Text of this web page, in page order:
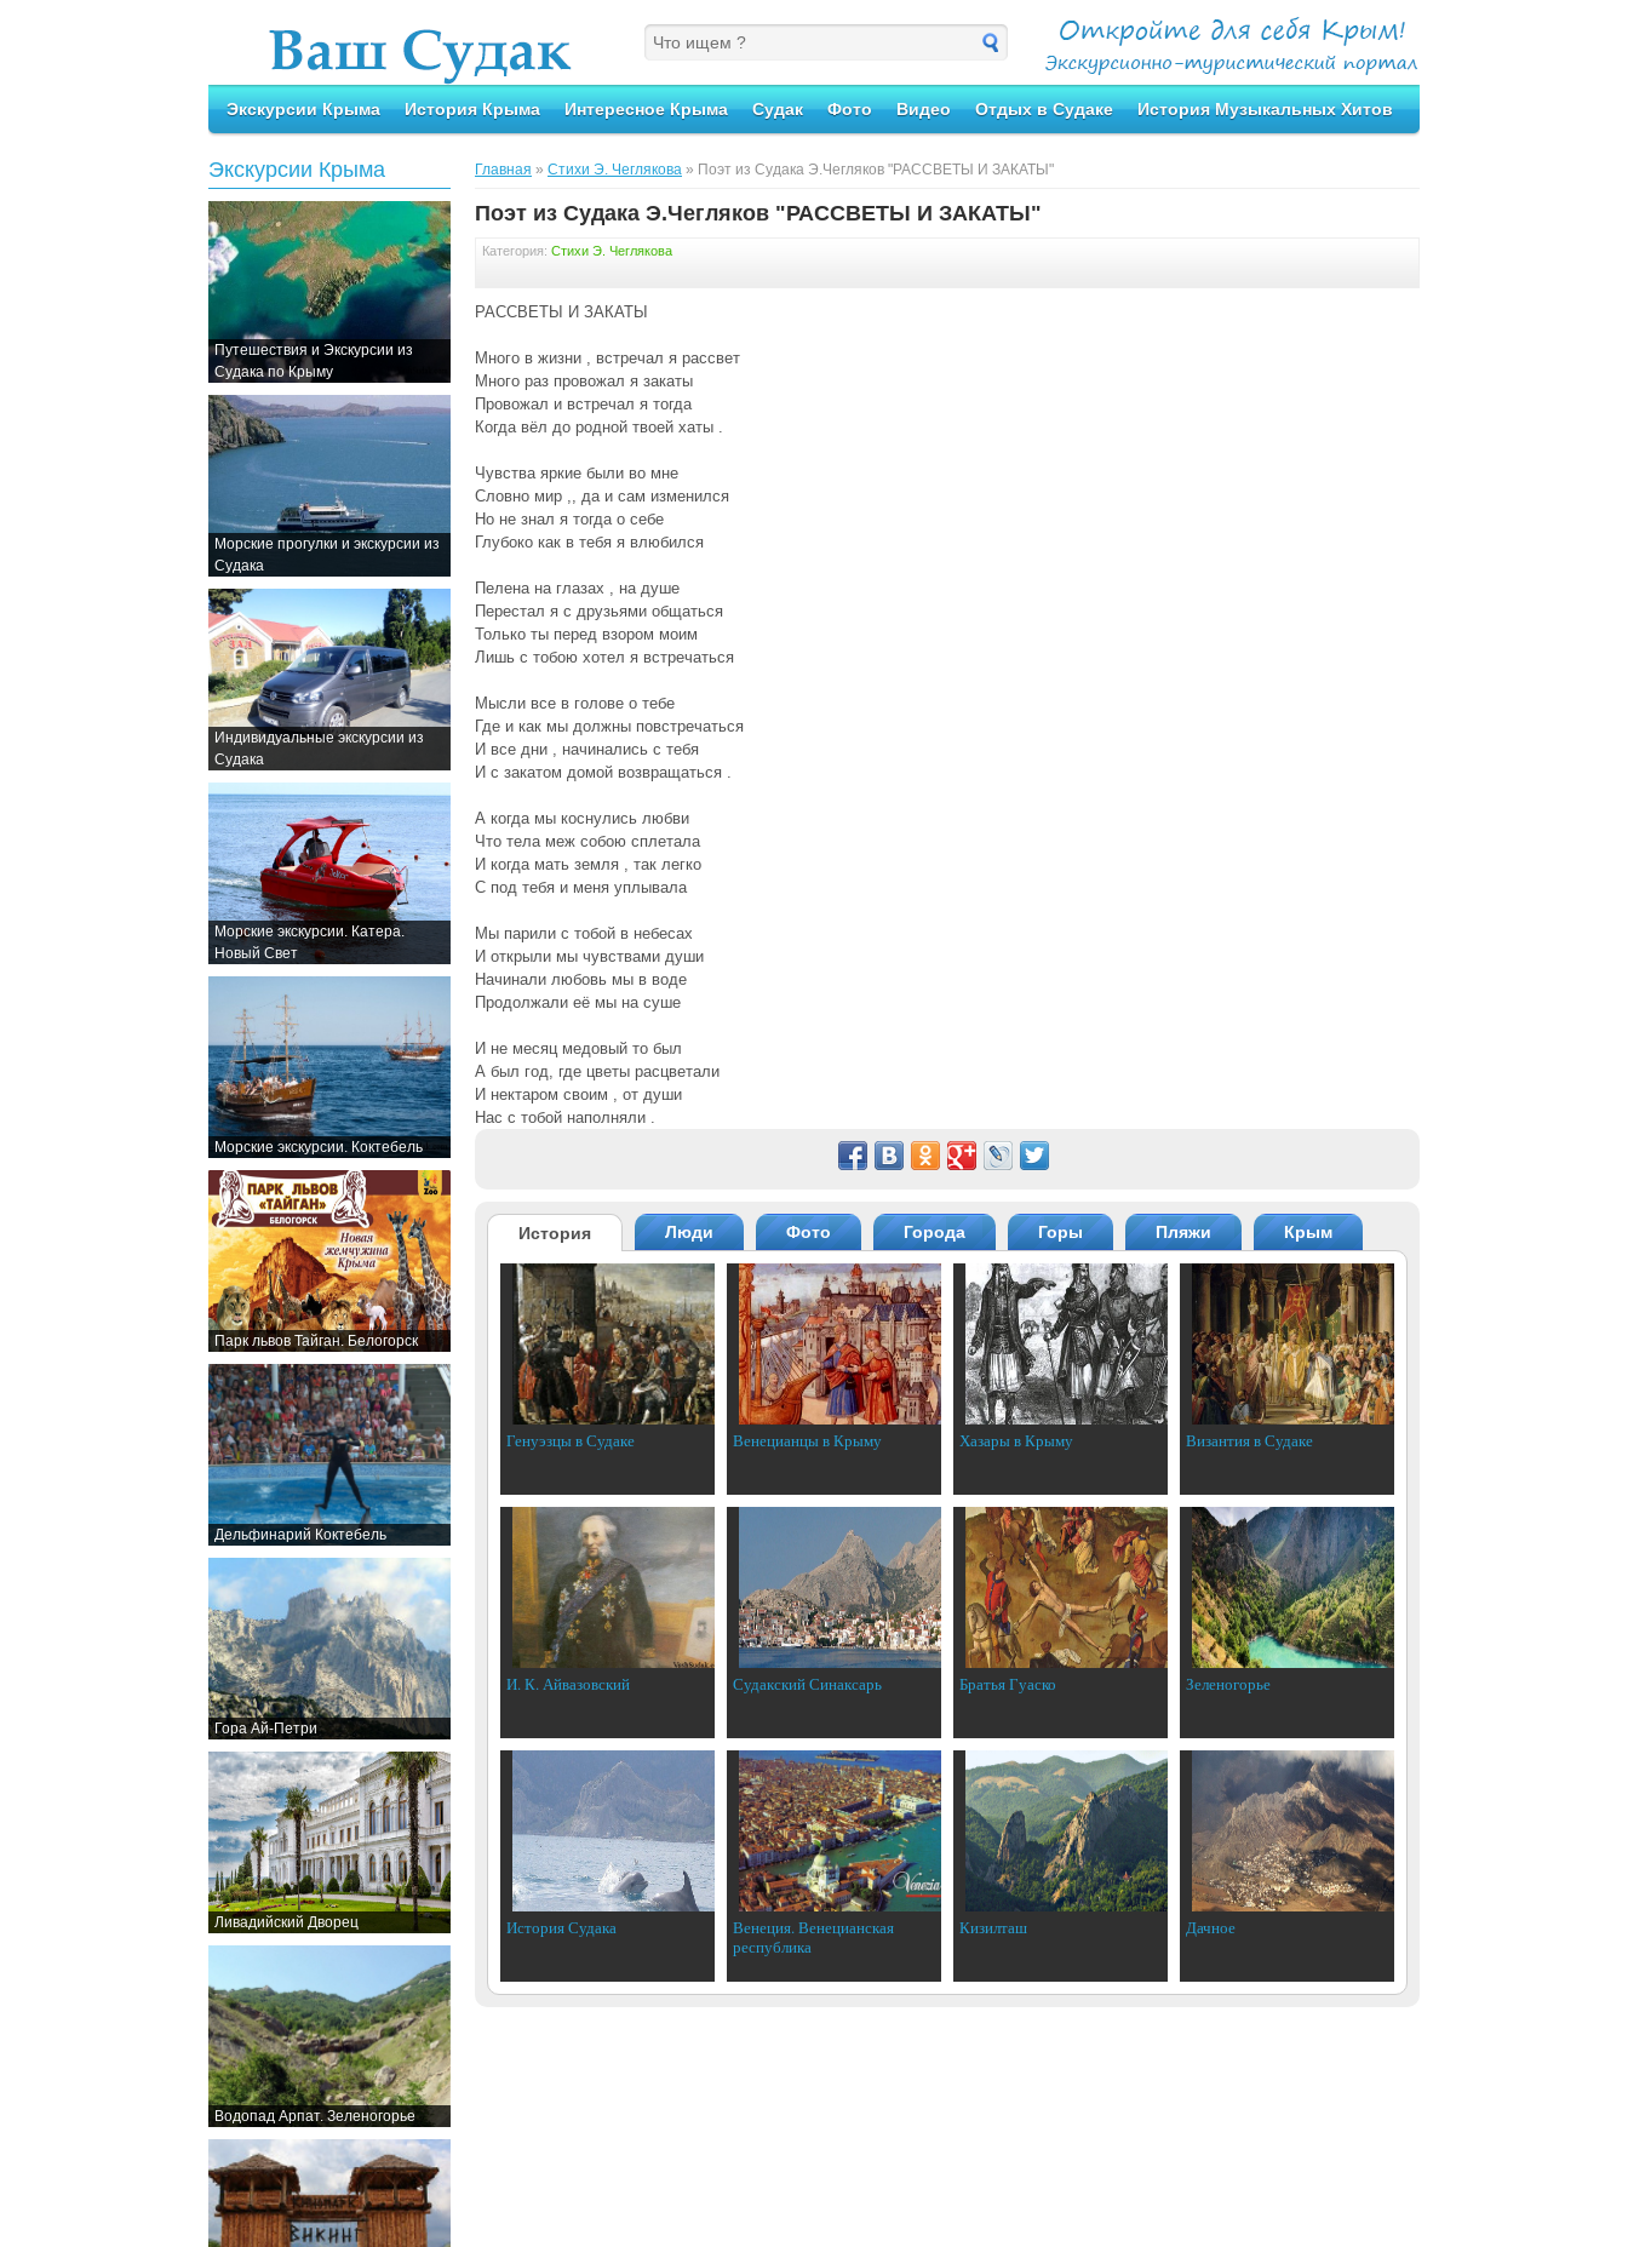
Экскурсии Крыма История Крыма Интересное Крыма Судак Фото Видео Отдых в Судаке История Музыкальных Хитов
Экскурсии Крыма
Путешествия и Экскурсии из
Судака по Крыму
Морские прогулки и экскурсии из
Судака
Индивидуальные экскурсии из
Судака
Морские экскурсии. Катера.
Новый Свет
Морские экскурсии. Коктебель
Парк львов Тайган. Белогорск
Дельфинарий Коктебель
Гора Ай-Петри
Ливадийский Дворец
Водопад Арпат. Зеленогорье
Главная » Стихи Э. Чеглякова » Поэт из Судака Э.Чегляков "РАССВЕТЫ И ЗАКАТЫ"
Поэт из Судака Э.Чегляков "РАССВЕТЫ И ЗАКАТЫ"
Категория: Стихи Э. Чеглякова
РАССВЕТЫ И ЗАКАТЫ
Много в жизни , встречал я рассвет
Много раз провожал я закаты
Провожал и встречал я тогда
Когда вёл до родной твоей хаты .
Чувства яркие были во мне
Словно мир ,, да и сам изменился
Но не знал я тогда о себе
Глубоко как в тебя я влюбился
Пелена на глазах , на душе
Перестал я с друзьями общаться
Только ты перед взором моим
Лишь с тобою хотел я встречаться
Мысли все в голове о тебе
Где и как мы должны повстречаться
И все дни , начинались с тебя
И с закатом домой возвращаться .
А когда мы коснулись любви
Что тела меж собою сплетала
И когда мать земля , так легко
С под тебя и меня уплывала
Мы парили с тобой в небесах
И открыли мы чувствами души
Начинали любовь мы в воде
Продолжали её мы на суше
И не месяц медовый то был
А был год, где цветы расцветали
И нектаром своим , от души
Нас с тобой наполняли .
История Люди Фото Города Горы Пляжи Крым
Генуэзцы в Судаке Венецианцы в Крыму Хазары в Крыму Византия в Судаке
И. К. Айвазовский Судакский Синаксарь Братья Гуаско Зеленогорье
История Судака
Венеция. Венецианская
республика
Кизилташ Дачное